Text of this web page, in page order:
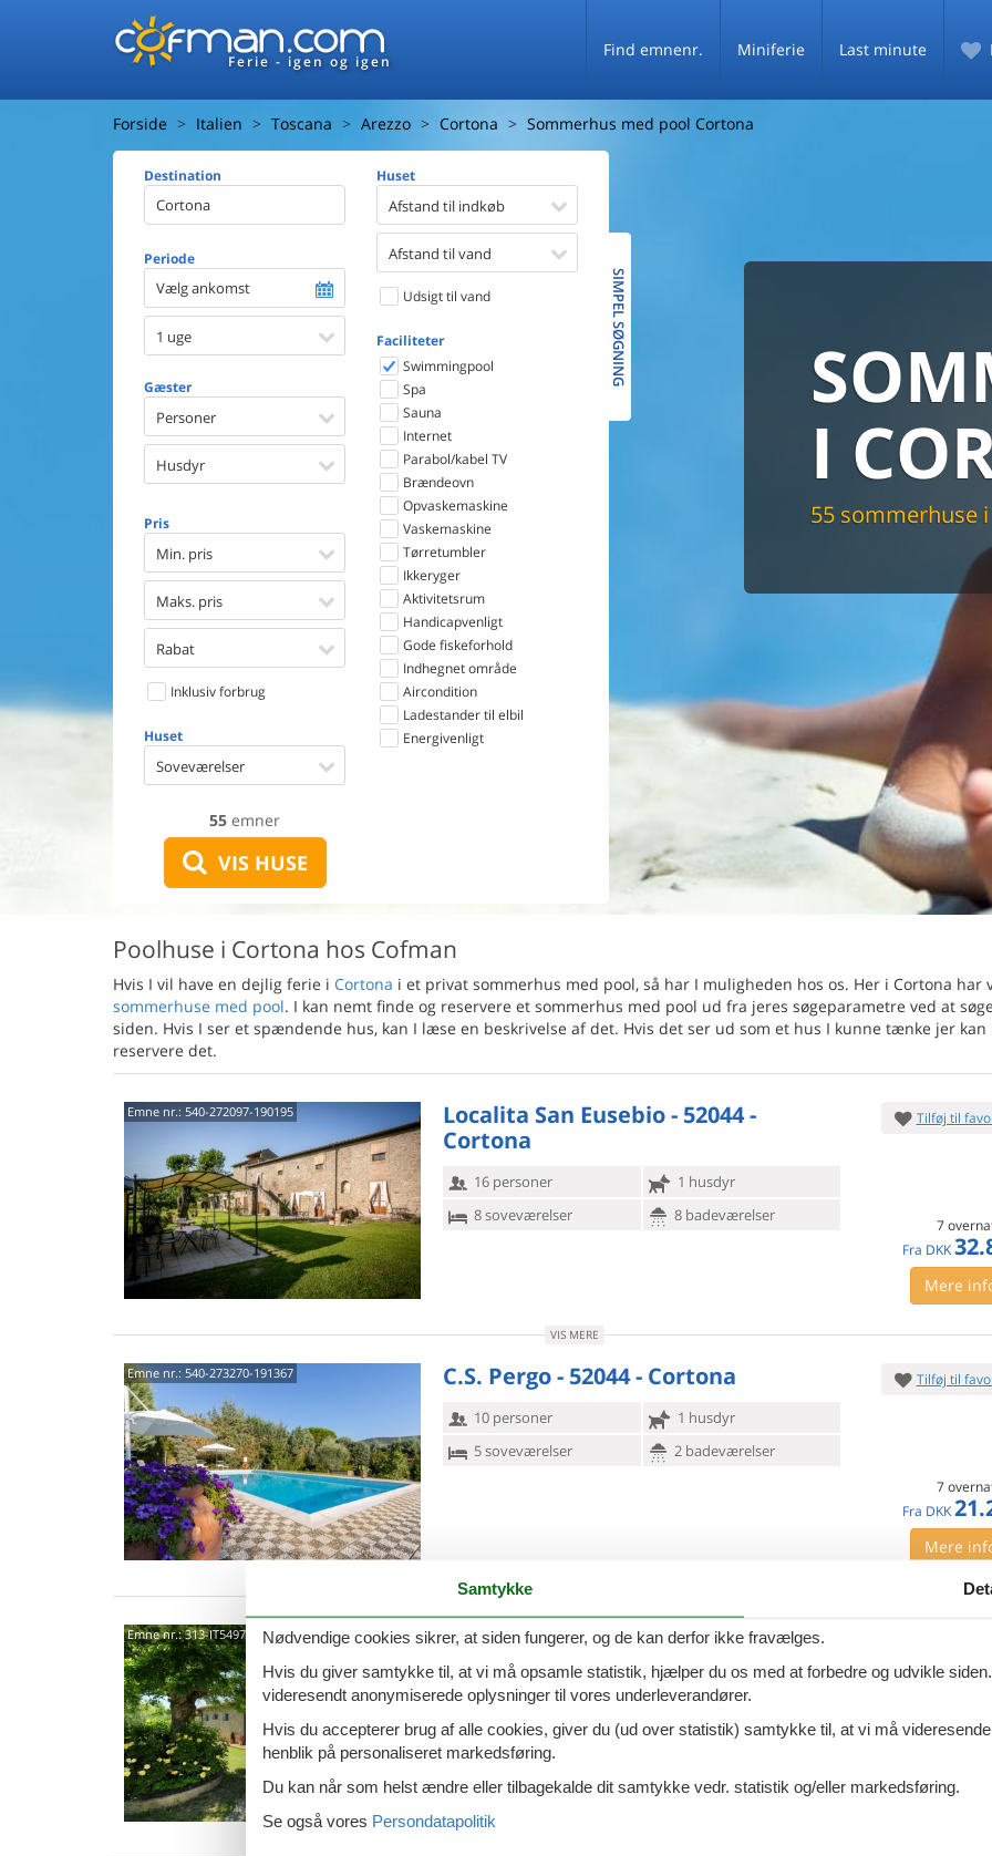
Ferie - igen og igen
Find emnenr. Miniferie Last minute
Forside Italien Toscana Arezzo Cortona Sommerhus med pool Cortona
Destination
Periode
Vælg ankomst
1 uge
Gæster
Personer
Husdyr
Pris
Min. pris
Maks. pris
Rabat
Inklusiv forbrug
Huset
Soveværelser
55 emner
VIS HUSE
Huset
Afstand til indkøb
Afstand til vand
Udsigt til vand
Faciliteter
Swimmingpool
Spa
Sauna
Internet
Parabol/kabel TV
Brændeovn
Opvaskemaskine
Vaskemaskine
Tørretumbler
Ikkeryger
Aktivitetsrum
Handicapvenligt
Gode fiskeforhold
Indhegnet område
Aircondition
Ladestander til elbil
Energivenligt
SIMPEL SØGNING
I
55 sommerhuse
MED
Du får altid dit
HELE
De fleste
Poolhuse i Cortona hos Cofman
Hvis I vil have en dejlig ferie i Cortona i et privat sommerhus med pool, så har I muligheden hos os. Her i Cortona har
sommerhuse med pool. I kan nemt finde og reservere et sommerhus med pool ud fra jeres søgeparametre ved at
siden. Hvis I ser et spændende hus, kan I læse en beskrivelse af det. Hvis det ser ud som et hus I kunne tænke jer kan
reservere det.
Emne nr.: 540-272097-190195
Localita San Eusebio - 52044 -
Cortona
16 personer
1 husdyr
8 soveværelser
8 badeværelser
Tilføj til
7
Fra DKK
Mere
VIS MERE
Emne nr.: 540-273270-191367 C.S. Pergo - 52044 - Cortona
10 personer
1 husdyr
5 soveværelser
2 badeværelser
Tilføj til
7
Fra DKK
Mere
Emne nr.:313-IT5497.190.2 52044 - Cortona
4,7
6 personer
3 soveværelser
2 badeværelser
Vand 20000
FraDKK
Samtykke
Nødvendige cookies sikrer, at siden fungerer, og de kan derfor ikke fravælges.
Hvis du giver samtykke til, at vi må opsamle statistik, hjælper du os med at forbedre og udvikle
videresendt anonymiserede oplysninger til vores underleverandører.
Hvis du accepterer brug af alle cookies, giver du (ud over statistik) samtykke til, at vi må
henblik på personaliseret markedsføring.
Du kan når som helst ændre eller tilbagekalde dit samtykke vedr. statistik og/eller markedsføring.
Se også vores Persondatapolitik